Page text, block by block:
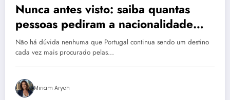
Nunca antes visto: saiba quantas
pessoas pediram a nacionalidade
portugueses nos últimos 6 meses
Não há dúvida nenhuma que Portugal continua sendo um destino
cada vez mais procurado pelas…
Miriam Aryeh